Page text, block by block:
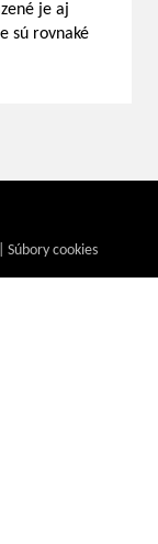
je aj
sú rovnaké
Súbory cookies